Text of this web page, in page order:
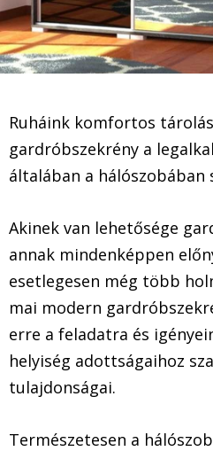
Ruháink komfortos
gardróbszekrény a
általában a hálószobában
Akinek van lehetősége
annak mindenképpen
esetlegesen még több
mai modern
erre a feladatra és
helyiség adottságaihoz
tulajdonságai.
Természetesen a